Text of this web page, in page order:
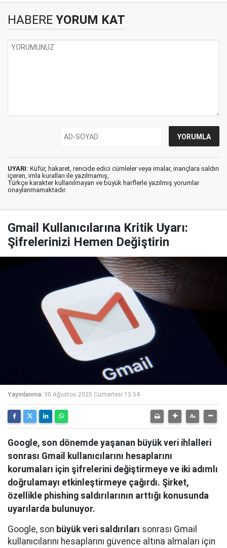
HABERE YORUM KAT
UYARI: Küfür, hakaret, rencide edici cümleler veya imalar, inançlara saldırı
içeren, imla kuralları ile yazılmamış,
Türkçe karakter kullanılmayan ve büyük harflerle yazılmış yorumlar
onaylanmamaktadır.
Gmail Kullanıcılarına Kritik Uyarı:
Şifrelerinizi Hemen Değiştirin
Yayınlanma: 30 Ağustos 2025 Cumartesi 13:54
Google, son dönemde yaşanan büyük veri ihlalleri
sonrası Gmail kullanıcılarını hesaplarını
korumaları için şifrelerini değiştirmeye ve iki adımlı
doğrulamayı etkinleştirmeye çağırdı. Şirket,
özellikle phishing saldırılarının arttığı konusunda
uyarılarda bulunuyor.
Google, son büyük veri saldırıları sonrası Gmail
kullanıcılarını hesaplarını güvence altına almaları için